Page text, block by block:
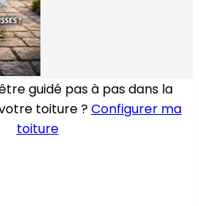
guidé pas à pas dans la
toiture ?Configurer ma
toiture